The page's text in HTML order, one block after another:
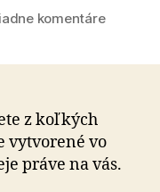
komentárena
od
z koľkých
vytvorené vo
práve na vás.